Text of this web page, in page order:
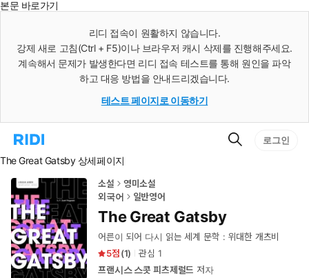
본문 바로가기
리디 접속이 원활하지 않습니다.
강제 새로 고침(Ctrl + F5)이나 브라우저 캐시 삭제를 진행해주세요.
계속해서 문제가 발생한다면 리디 접속 테스트를 통해 원인을 파악
하고 대응 방법을 안내드리겠습니다.
테스트 페이지로 이동하기
리
홈
로
이
동
검
로그인
The Great Gatsby 상세페이지
소설
영미소설
외국어
일반영어
The Great Gatsby
어른이 되어 다시 읽는 세계 문학 : 위대한 개츠비
5
(1) 관심 1
프랜시스 스콧 피츠제럴드 저자